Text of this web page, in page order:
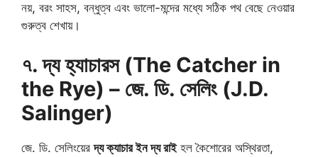
নয়, বরং সাহস, বন্ধুত্ব এবং ভালো-মন্দের মধ্যে সঠিক পথ বেছে নেওয়ার
গুরুত্ব শেখায়।
৭. দ্য হ্যাচারস (The Catcher in
the Rye) – জে. ডি. সেলিং (J.D.
Salinger)
জে. ডি. সেলিংয়েরদ্য ক্যাচার ইন দ্য রাইহল কৈশোরের অস্থিরতা,